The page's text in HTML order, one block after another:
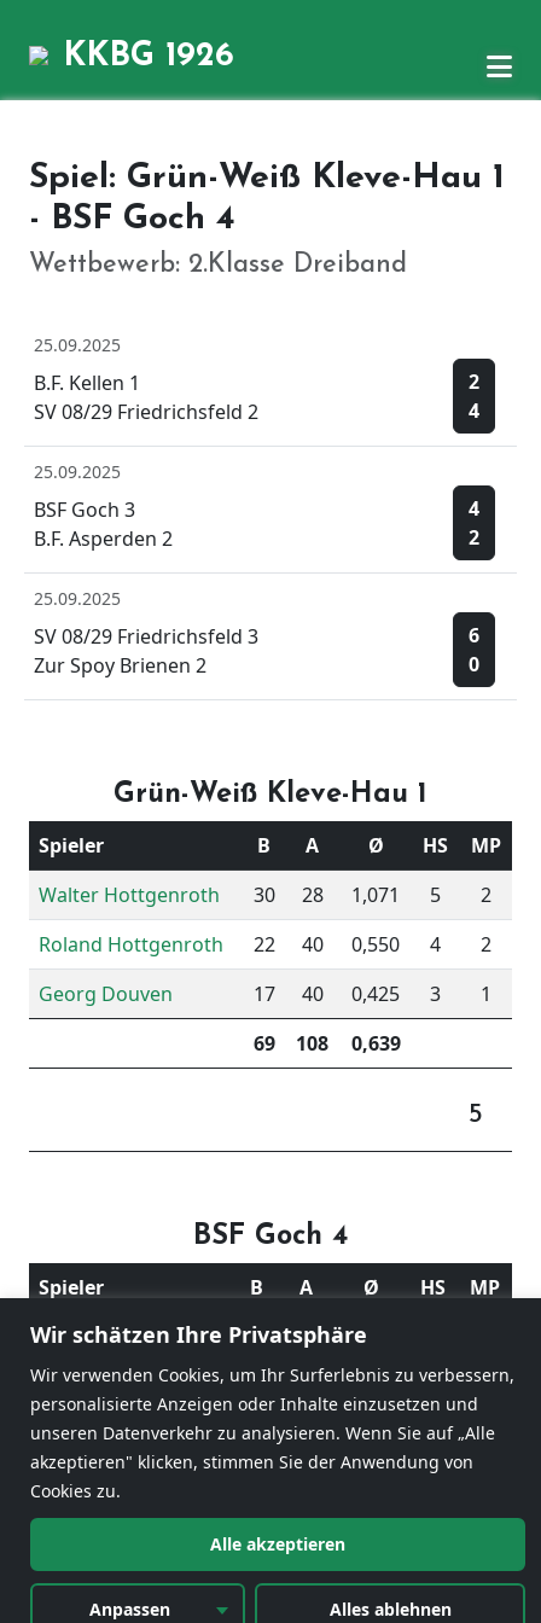
Wir schätzen Ihre Privatsphäre
Wir verwenden Cookies, um Ihr Surferlebnis zu verbessern,
personalisierte Anzeigen oder Inhalte einzusetzen und
unseren Datenverkehr zu analysieren. Wenn Sie auf „Alle
akzeptieren" klicken, stimmen Sie der Anwendung von
Cookies zu.
Anpassen Alles ablehnen
Alle akzeptieren
KKBG 1926
Spiel: Grün-Weiß Kleve-Hau 1
- BSF Goch 4
Wettbewerb: 2.Klasse Dreiband
25.09.2025
B.F. Kellen 1
SV 08/29 Friedrichsfeld 2
2
4
25.09.2025
BSF Goch 3
B.F. Asperden 2
4
2
25.09.2025
SV 08/29 Friedrichsfeld 3
Zur Spoy Brienen 2
6
0
Grün-Weiß Kleve-Hau 1
Spieler B A Ø HS
MP
Walter Hottgenroth
30 28 1,071 5
2
Roland Hottgenroth
22 40 0,550 4
2
Georg Douven
17 40 0,425 3
1
69
108 0,639
5
BSF Goch 4
Spieler B A Ø HS
MP
Marco Reintjens
18 28 0,643
Bernd Tebest
17 40 0,425 4
0
Werner Männchen
17 40 0,425 3
1